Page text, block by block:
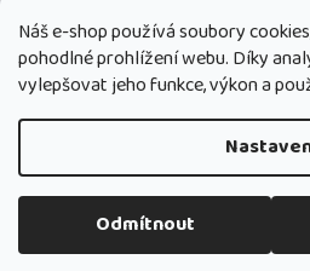
Náš e-shop používá soubory
pohodlné prohlížení webu. Díky
vylepšovat jeho funkce, výkon a
Odmítnout
Copyright 2026Dětský krámek.
Potřebujeme nastavit cookies a
zobrazovaný obsah odpovídal vašim
přesně to, co potřebujete. Soubory
nikdy neslouží ke zjišťování
Přijmout všechny
Nastavit